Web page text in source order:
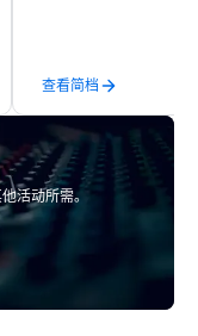
catering industry.
查看简档
活动所需。